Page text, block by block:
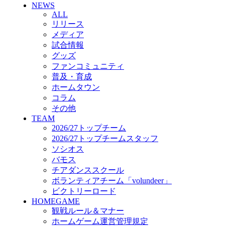
ビクトリーロード
HOMEGAME
観戦ルール＆マナー
ホームゲーム運営管理規定
Jリーグ運営管理規定
写真・動画使用ガイドライン
ロートフィールド奈良
SCHEDULE
2026/27
練習見学時のファンサービスについて
TICKET
奈良クラブ明治安田J3リーグ2026/27シーズン
試合観戦チケット
奈良クラブ明治安田Ｊ3リーグ 2026/27シーズ
ン「鹿パス」
観戦ルール＆マナー
FANCOMMUNITY
2026/27ファンコミュニティ
サポートショップ
GOODS
オフィシャルストア（実店舗）
オンラインストア
NEWS
ALL
リリース
メディア
試合情報
グッズ
ファンコミュニティ
普及・育成
ホームタウン
コラム
その他
TEAM
2026/27トップチーム
2026/27トップチームスタッフ
ソシオス
バモス
チアダンススクール
ボランティアチーム「volundeer」
ビクトリーロード
HOMEGAME
観戦ルール＆マナー
ホームゲーム運営管理規定